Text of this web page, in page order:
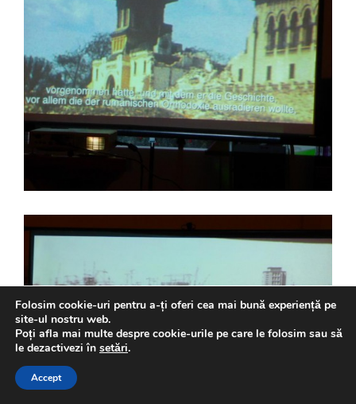
Folosim cookie-uri pentru a-ți oferi cea mai bună experiență pe
site-ul nostru web.
Poți afla mai multe despre cookie-urile pe care le folosim sau să
le dezactivezi în setări.
Accept